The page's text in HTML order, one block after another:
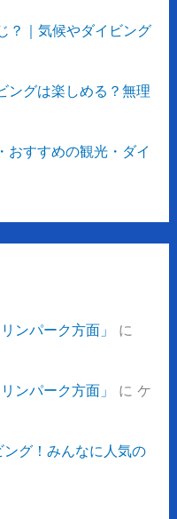
？｜気候やダイビング
ングは楽しめる？無理
おすすめの観光・ダイ
ンパーク方面」
に
ンパーク方面」
に ケ
グ！みんなに人気の